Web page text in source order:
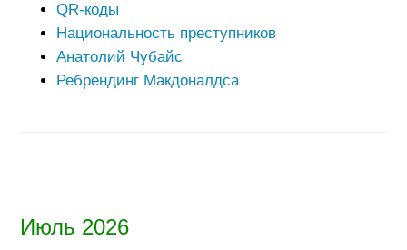
Июль 2026
QR-коды
Национальность преступников
Анатолий Чубайс
Ребрендинг Макдоналдса